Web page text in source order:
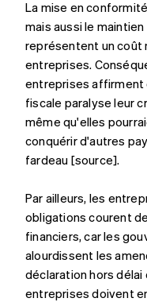
La mise en
mais aussi le
représentent un coût
entreprises.
entreprises affirment
fiscale paralyse leur
même qu'elles
conquérir d'autres
fardeau [source].
Par ailleurs, les
obligations courent
financiers, car les
alourdissent les
déclaration hors délai
entreprises doivent